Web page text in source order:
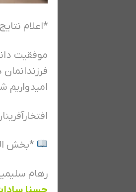
*اعلام
موفقیت
*بخش
رهام